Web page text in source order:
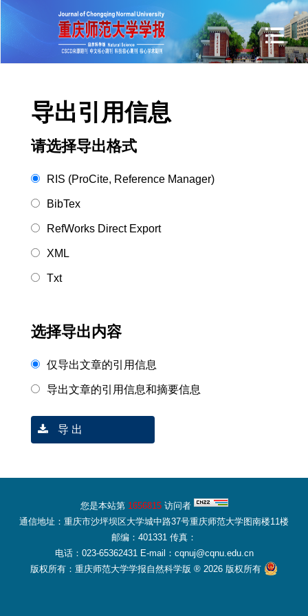
导出引用信息
请选择导出格式
RIS (ProCite, Reference Manager)
BibTex
RefWorks Direct Export
XML
Txt
选择导出内容
仅导出文章的引用信息
导出文章的引用信息和摘要信息
导 出
您是本站第 1656815访问者
通信地址：重庆市沙坪坝区大学城中路37号重庆师范大学图南楼11楼
邮编：401331 传真：
电话：023-65362431 E-mail：cqnuj@cqnu.edu.cn
版权所有：重庆师范大学学报自然科学版 ® 2026 版权所有